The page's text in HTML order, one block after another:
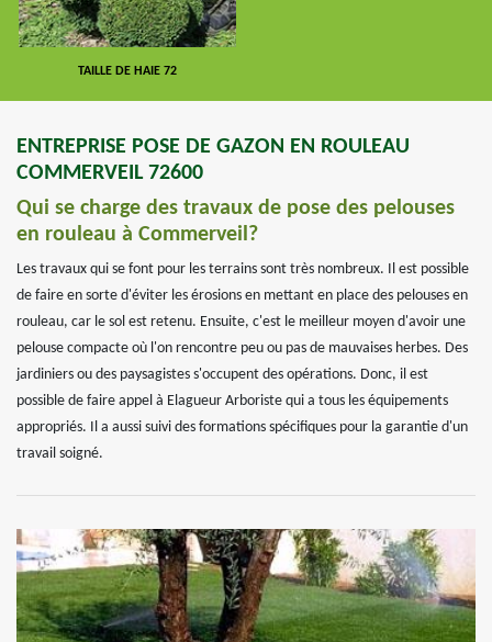
TAILLE DE HAIE 72
ENTREPRISE POSE DE GAZON EN ROULEAU
COMMERVEIL 72600
Qui se charge des travaux de pose des pelouses
en rouleau à Commerveil?
Les travaux qui se font pour les terrains sont très nombreux. Il est possible
de faire en sorte d'éviter les érosions en mettant en place des pelouses en
rouleau, car le sol est retenu. Ensuite, c'est le meilleur moyen d'avoir une
pelouse compacte où l'on rencontre peu ou pas de mauvaises herbes. Des
jardiniers ou des paysagistes s'occupent des opérations. Donc, il est
possible de faire appel à Elagueur Arboriste qui a tous les équipements
appropriés. Il a aussi suivi des formations spécifiques pour la garantie d'un
travail soigné.